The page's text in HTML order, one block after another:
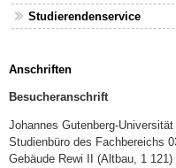
Studierendenservice
Anschriften
Besucheranschrift
Johannes Gutenberg-Universität
Studienbüro des Fachbereichs
Gebäude Rewi II (Altbau, 1 121)